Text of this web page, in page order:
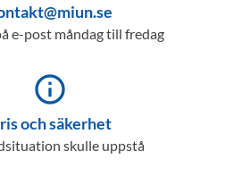
e-post måndag till fredag
info_outline
och säkerhet
skulle uppstå